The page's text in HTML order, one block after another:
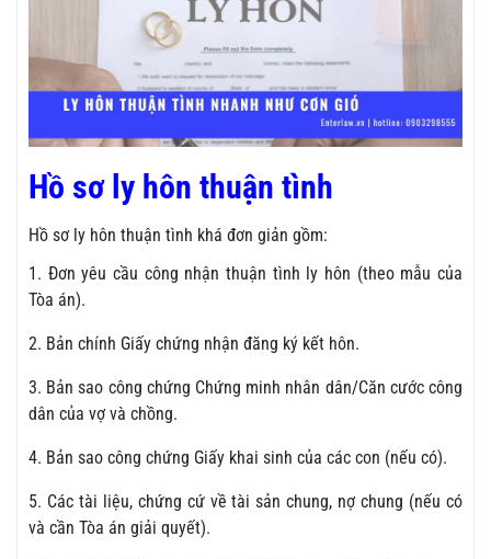
Hồ sơ ly hôn thuận tình
Hồ sơ ly hôn thuận tình khá đơn giản gồm:
1. Đơn yêu cầu công nhận thuận tình ly hôn (theo mẫu của
Tòa án).
2. Bản chính Giấy chứng nhận đăng ký kết hôn.
3. Bản sao công chứng Chứng minh nhân dân/Căn cước công
dân của vợ và chồng.
4. Bản sao công chứng Giấy khai sinh của các con (nếu có).
5. Các tài liệu, chứng cứ về tài sản chung, nợ chung (nếu có
và cần Tòa án giải quyết).